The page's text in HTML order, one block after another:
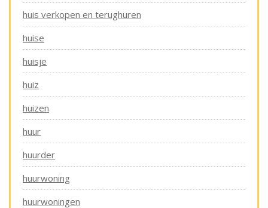
huis verkopen en terughuren
huise
huisje
huiz
huizen
huur
huurder
huurwoning
huurwoningen